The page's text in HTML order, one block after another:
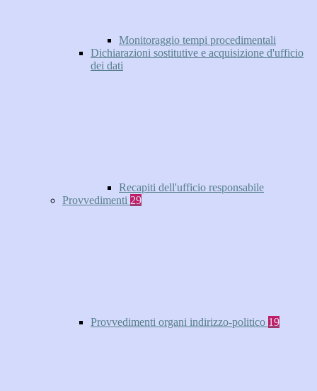
Monitoraggio tempi procedimentali
Dichiarazioni sostitutive e acquisizione d'ufficio
dei dati
Recapiti dell'ufficio responsabile
Provvedimenti 29
Provvedimenti organi indirizzo-politico 19